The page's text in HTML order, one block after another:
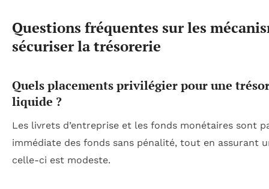
Questions fréquentes sur les
sécuriser la trésorerie
Quels placements privilégier pour une
liquide ?
Les livrets d’entreprise et les fonds monétaires sont
immédiate des fonds sans pénalité, tout en assurant
celle-ci est modeste.